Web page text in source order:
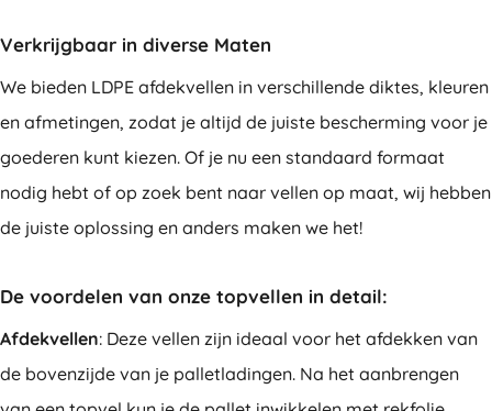
Verkrijgbaar in diverse Maten
We bieden LDPE afdekvellen in verschillende diktes, kleuren
en afmetingen, zodat je altijd de juiste bescherming voor je
goederen kunt kiezen. Of je nu een standaard formaat
nodig hebt of op zoek bent naar vellen op maat, wij hebben
de juiste oplossing en anders maken we het!
De voordelen van onze topvellen in detail:
Afdekvellen: Deze vellen zijn ideaal voor het afdekken van
de bovenzijde van je palletladingen. Na het aanbrengen